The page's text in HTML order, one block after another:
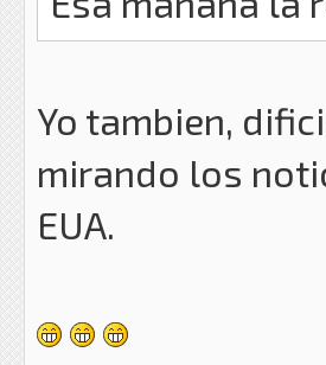
Yo tambien,
mirando los
EUA.